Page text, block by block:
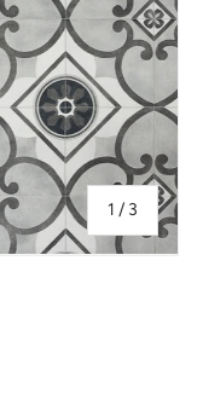
1 / av
3